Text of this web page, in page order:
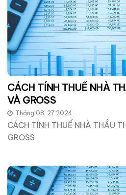
CÁCH TÍNH THUẾ NHÀ
VÀ GROSS
Tháng 08, 27 2024
CÁCH TÍNH THUẾ NHÀ THẦU
GROSS